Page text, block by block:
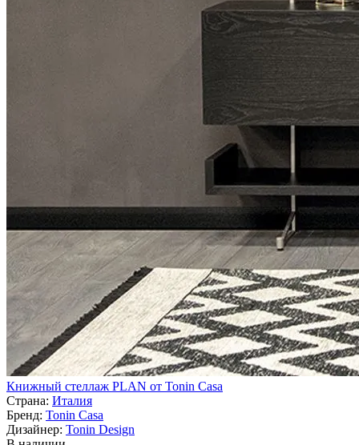
Книжный стеллаж PLAN от Tonin Casa
Страна: Италия
Бренд: Tonin Casa
Дизайнер: Tonin Design